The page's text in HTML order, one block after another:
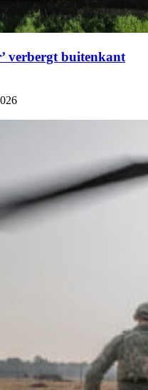
verbergt buitenkant